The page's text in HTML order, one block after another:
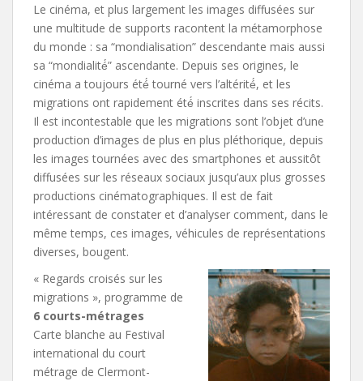
Le cinéma, et plus largement les images diffusées sur
une multitude de supports racontent la métamorphose
du monde : sa “mondialisation” descendante mais aussi
sa “mondialité́” ascendante. Depuis ses origines, le
cinéma a toujours été́ tourné vers l’altérité́, et les
migrations ont rapidement été́ inscrites dans ses récits.
Il est incontestable que les migrations sont l’objet d’une
production d’images de plus en plus pléthorique, depuis
les images tournées avec des smartphones et aussitôt
diffusées sur les réseaux sociaux jusqu’aux plus grosses
productions cinématographiques. Il est de fait
intéressant de constater et d’analyser comment, dans le
même temps, ces images, véhicules de représentations
diverses, bougent.
« Regards croisés sur les
migrations », programme de
6 courts-métrages
Carte blanche au Festival
international du court
métrage de Clermont-